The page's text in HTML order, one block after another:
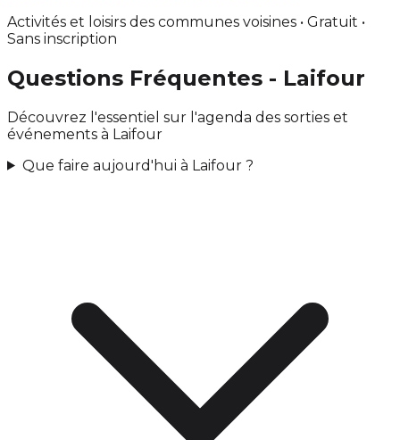
Activités et loisirs des communes voisines • Gratuit •
Sans inscription
Questions Fréquentes - Laifour
Découvrez l'essentiel sur l'agenda des sorties et
événements à Laifour
Que faire aujourd'hui à Laifour ?